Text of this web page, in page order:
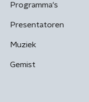
Programma's
Presentatoren
Muziek
Gemist